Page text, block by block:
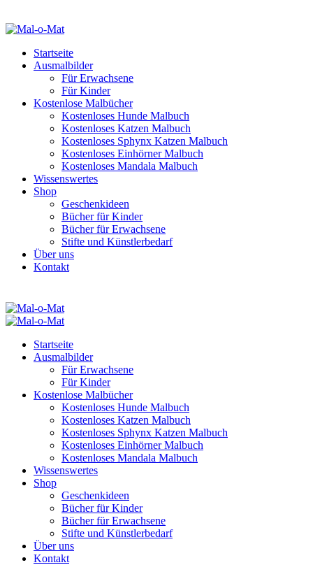
Startseite
Ausmalbilder
Für Erwachsene
Für Kinder
Kostenlose Malbücher
Kostenloses Hunde Malbuch
Kostenloses Katzen Malbuch
Kostenloses Sphynx Katzen Malbuch
Kostenloses Einhörner Malbuch
Kostenloses Mandala Malbuch
Wissenswertes
Shop
Geschenkideen
Bücher für Kinder
Bücher für Erwachsene
Stifte und Künstlerbedarf
Über uns
Kontakt
Startseite
Ausmalbilder
Für Erwachsene
Für Kinder
Kostenlose Malbücher
Kostenloses Hunde Malbuch
Kostenloses Katzen Malbuch
Kostenloses Sphynx Katzen Malbuch
Kostenloses Einhörner Malbuch
Kostenloses Mandala Malbuch
Wissenswertes
Shop
Geschenkideen
Bücher für Kinder
Bücher für Erwachsene
Stifte und Künstlerbedarf
Über uns
Kontakt